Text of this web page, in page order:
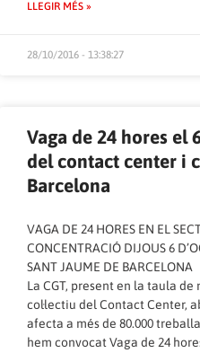
LLEGIR MÉS »
28/10/2016 - 13:38:27
Vaga de 24 hores el
del contact center i
Barcelona
VAGA DE 24 HORES EN EL
CONCENTRACIÓ DIJOUS 6
SANT JAUME DE BARCELONA
La CGT, present en la taula
col·lectiu del Contact Center,
afecta a més de 80.000
hem convocat Vaga de 24